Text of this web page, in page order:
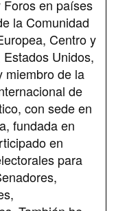
en países
la Comunidad
Centro y
Unidos,
miembro de la
de
con sede en
fundada en
en
para